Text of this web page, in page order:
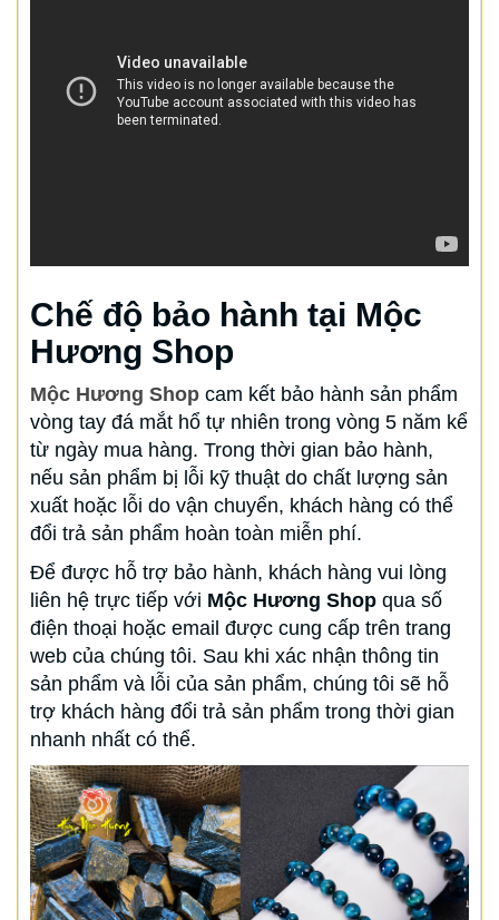
Chế độ bảo hành tại Mộc
Hương Shop
Mộc Hương Shop cam kết bảo hành sản phẩm
vòng tay đá mắt hổ tự nhiên trong vòng 5 năm kể
từ ngày mua hàng. Trong thời gian bảo hành,
nếu sản phẩm bị lỗi kỹ thuật do chất lượng sản
xuất hoặc lỗi do vận chuyển, khách hàng có thể
đổi trả sản phẩm hoàn toàn miễn phí.
Để được hỗ trợ bảo hành, khách hàng vui lòng
liên hệ trực tiếp với Mộc Hương Shop qua số
điện thoại hoặc email được cung cấp trên trang
web của chúng tôi. Sau khi xác nhận thông tin
sản phẩm và lỗi của sản phẩm, chúng tôi sẽ hỗ
trợ khách hàng đổi trả sản phẩm trong thời gian
nhanh nhất có thể.